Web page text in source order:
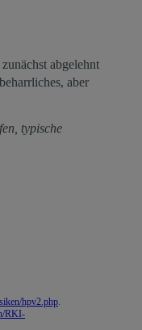
abgelehnt
aber
typische
hpv2.php.
RKI-